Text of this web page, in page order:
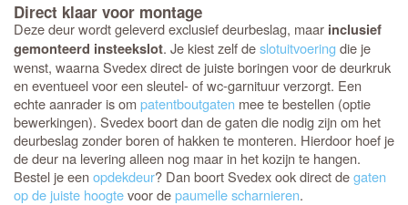
Direct klaar voor montage
Deze deur wordt geleverd exclusief deurbeslag, maar inclusief
gemonteerd insteekslot. Je kiest zelf deslotuitvoeringdie je
wenst, waarna Svedex direct de juiste boringen voor de deurkruk
en eventueel voor een sleutel- of wc-garnituur verzorgt. Een
echte aanrader is ompatentboutgaten mee te bestellen (optie
bewerkingen). Svedex boort dan de gaten die nodig zijn om het
deurbeslag zonder boren of hakken te monteren. Hierdoor hoef je
de deur na levering alleen nog maar in het kozijn te hangen.
Bestel je eenopdekdeur? Dan boort Svedex ook direct degaten
op de juiste hoogtevoor depaumelle scharnieren.